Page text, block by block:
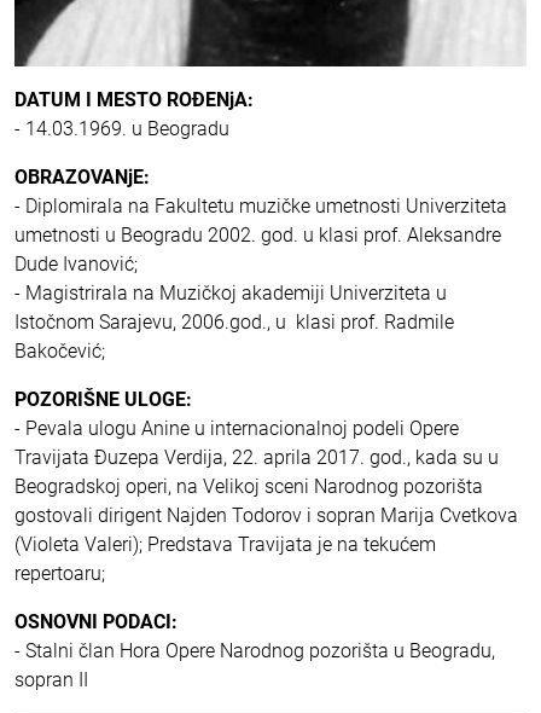
DATUM I MESTO ROĐENjA:
- 14.03.1969. u Beogradu
OBRAZOVANjE:
- Diplomirala na Fakultetu muzičke umetnosti Univerziteta
umetnosti u Beogradu 2002. god. u klasi prof. Aleksandre
Dude Ivanović;
- Magistrirala na Muzičkoj akademiji Univerziteta u
Istočnom Sarajevu, 2006.god., u klasi prof. Radmile
Bakočević;
POZORIŠNE ULOGE:
- Pevala ulogu Anine u internacionalnoj podeli Opere
Travijata Đuzepa Verdija, 22. aprila 2017. god., kada su u
Beogradskoj operi, na Velikoj sceni Narodnog pozorišta
gostovali dirigent Najden Todorov i sopran Marija Cvetkova
(Violeta Valeri); Predstava Travijata je na tekućem
repertoaru;
OSNOVNI PODACI:
- Stalni član Hora Opere Narodnog pozorišta u Beogradu,
sopran II